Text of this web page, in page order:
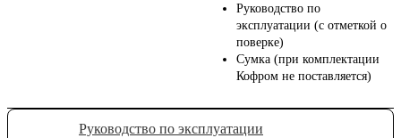
Руководство по
эксплуатации (с отметкой о
поверке)
Сумка (при комплектации
Кофром не поставляется)
Руководство по эксплуатации